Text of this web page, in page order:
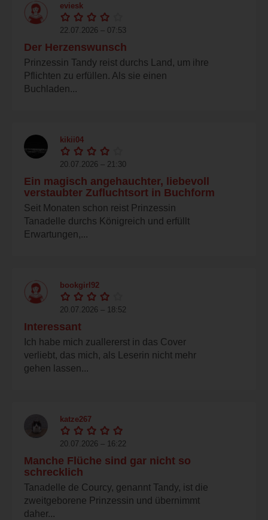
eviesk
22.07.2026 – 07:53
Der Herzenswunsch
Prinzessin Tandy reist durchs Land, um ihre
Pflichten zu erfüllen. Als sie einen
Buchladen...
kikii04
20.07.2026 – 21:30
Ein magisch angehauchter, liebevoll
verstaubter Zufluchtsort in Buchform
Seit Monaten schon reist Prinzessin
Tanadelle durchs Königreich und erfüllt
Erwartungen,...
bookgirl92
20.07.2026 – 18:52
Interessant
Ich habe mich zuallererst in das Cover
verliebt, das mich, als Leserin nicht mehr
gehen lassen...
katze267
20.07.2026 – 16:22
Manche Flüche sind gar nicht so
schrecklich
Tanadelle de Courcy, genannt Tandy, ist die
zweitgeborene Prinzessin und übernimmt
daher...